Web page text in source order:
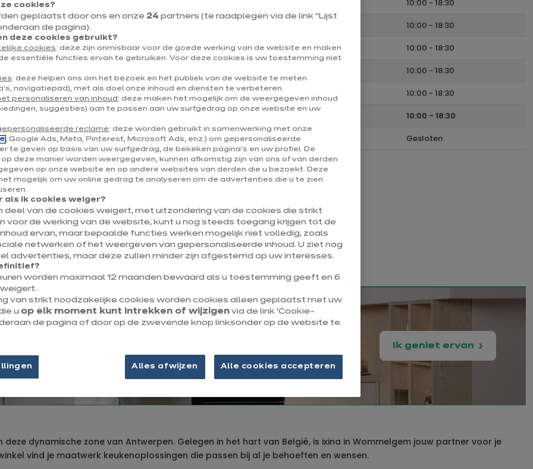
2160 Wommelgem
Toon nummer
wommelgem@ixina.com
10:00 - 18:30
10:00 - 18:30
Woensdag
10:00 - 18:30
10:00 - 18:30
Vrijdag
10:00 - 18:30
10:00 - 18:30
Zondag
Gesloten
Onze uitzonderlijke openingsuren
15 augustus 2026 Uitzonderlijk gesloten
Tot 1/4 van je keulen​
cadeau
Ik geniet ervan
dynamische zone van Antwerpen. Gelegen in het hart van België, is ixina in Wommelgem jouw partner voor je
vind je maatwerk keukenoplossingen die passen bij al je behoeften en wensen.
cookies?
geplaatst door ons en onze 24 partners (te raadplegen via de link “Lijst
de pagina).
deze cookies gebruikt?
cookies: deze zijn onmisbaar voor de goede werking van de website en maken
essentiële functies ervan te gebruiken. Voor deze cookies is uw toestemming niet
: deze helpen ons om het bezoek en het publiek van de website te meten
navigatiepad), met als doel onze inhoud en diensten te verbeteren.
personaliseren van inhoud : deze maken het mogelijk om de weergegeven inhoud
suggesties) aan te passen aan uw surfgedrag op onze website en uw
reclame: deze worden gebruikt in samenwerking met onze
, Google Ads, Meta, Pinterest, Microsoft Ads, enz.) om gepersonaliseerde
te geven op basis van uw surfgedrag, de bekeken pagina's en uw profiel. De
deze manier worden weergegeven, kunnen afkomstig zijn van ons of van derden
op onze website en op andere websites van derden die u bezoekt. Deze
mogelijk om uw online gedrag te analyseren om de advertenties die u te zien
als ik cookies weiger?
deel van de cookies weigert, met uitzondering van de cookies die strikt
voor de werking van de website, kunt u nog steeds toegang krijgen tot de
ervan, maar bepaalde functies werken mogelijk niet volledig, zoals
netwerken of het weergeven van gepersonaliseerde inhoud. U ziet nog
advertenties, maar deze zullen minder zijn afgestemd op uw interesses.
worden maximaal 12 maanden bewaard als u toestemming geeft en 6
van strikt noodzakelijke cookies worden cookies alleen geplaatst met uw
u op elk moment kunt intrekken of wijzigen via de link ‘Cookie-
de pagina of door op de zwevende knop linksonder op de website te
Alles afwijzen Alle cookies accepteren